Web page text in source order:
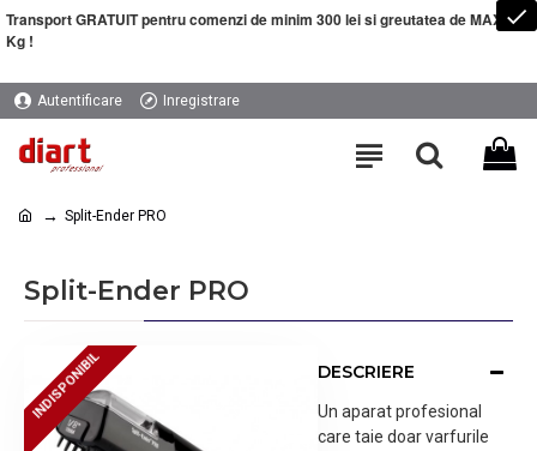
Transport GRATUIT pentru comenzi de minim 300 lei si greutatea de MAXIM 5
Kg !
Autentificare Inregistrare
Split-Ender PRO
Split-Ender PRO
INDISPONIBIL
INDISPONIBIL DESCRIERE
Un aparat profesional
care taie doar varfurile